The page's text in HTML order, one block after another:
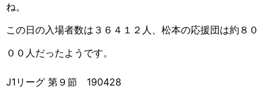
ね。
この日の入場者数は３６４１２人、松本の応援団は約８０
００人だったようです。
J1リーグ 第９節 190428